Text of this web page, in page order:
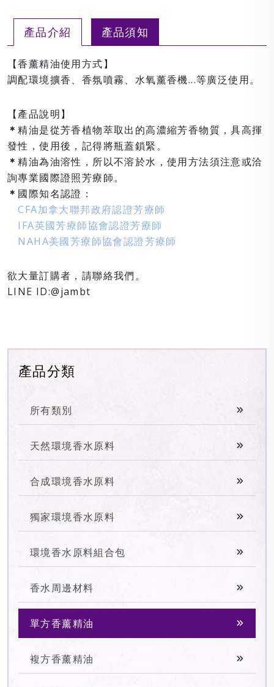
產品分類
所有類別
天然環境香水原料
合成環境香水原料
獨家環境香水原料
環境香水原料組合包
香水周邊材料
單方香薰精油
複方香薰精油
產品介紹 產品須知
【香薰精油使用方式】
調配環境擴香、香氛噴霧、水氧薰香機...等廣泛使用。
【產品說明】
＊精油是從芳香植物萃取出的高濃縮芳香物質，具高揮
發性，使用後，記得將瓶蓋鎖緊。
＊精油為油溶性，所以不溶於水，使用方法須注意或洽
詢專業國際證照芳療師。
＊ 國際知名認證：
CFA加拿大聯邦政府認證芳療師
IFA英國芳療師協會認證芳療師
NAHA美國芳療師協會認證芳療師
欲大量訂購者，請聯絡我們。
LINE ID:@jambt